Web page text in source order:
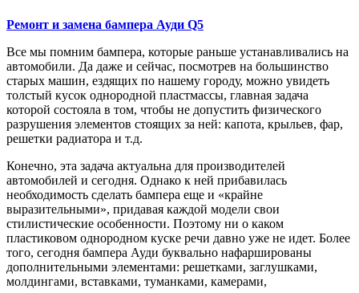
Ремонт и замена бампера Ауди Q5
Все мы помним бампера, которые раньше устанавливались на
автомобили. Да даже и сейчас, посмотрев на большинство
старых машин, ездящих по нашему городу, можно увидеть
толстый кусок однородной пластмассы, главная задача
которой состояла в том, чтобы не допустить физического
разрушения элементов стоящих за ней: капота, крыльев, фар,
решетки радиатора и т.д.
Конечно, эта задача актуальна для производителей
автомобилей и сегодня. Однако к ней прибавилась
необходимость сделать бампера еще и «крайне
выразительными», придавая каждой модели свои
стилистические особенности. Поэтому ни о каком
пластиковом однородном куске речи давно уже не идет. Более
того, сегодня бампера Ауди буквально нафаршированы
дополнительными элементами: решетками, заглушками,
молдингами, вставками, туманками, камерами,